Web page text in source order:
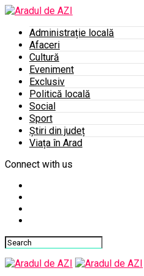
Administrație locală
Afaceri
Cultură
Eveniment
Exclusiv
Politică locală
Social
Sport
Știri din județ
Viața în Arad
Connect with us